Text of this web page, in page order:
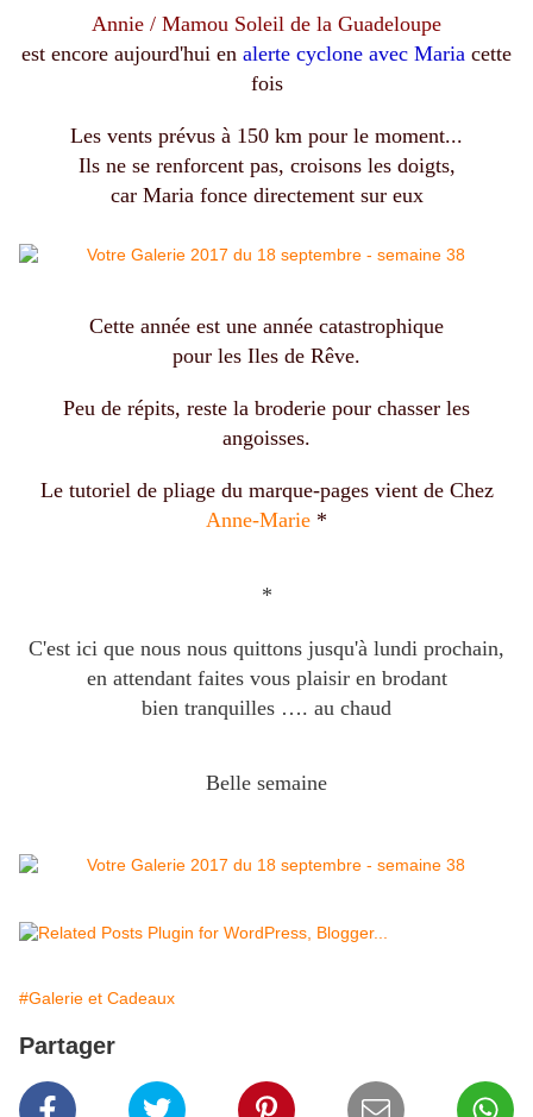
Annie / Mamou Soleil de la Guadeloupe
est encore aujourd'hui en alerte cyclone avec Maria cette
fois
Les vents prévus à 150 km pour le moment...
Ils ne se renforcent pas, croisons les doigts,
car Maria fonce directement sur eux
Cette année est une année catastrophique
pour les Iles de Rêve.
Peu de répits, reste la broderie pour chasser les
angoisses.
Le tutoriel de pliage du marque-pages vient de Chez
Anne-Marie *
*
C'est ici que nous nous quittons jusqu'à lundi prochain,
en attendant faites vous plaisir en brodant
bien tranquilles …. au chaud
Belle semaine
#Galerie et Cadeaux
Partager